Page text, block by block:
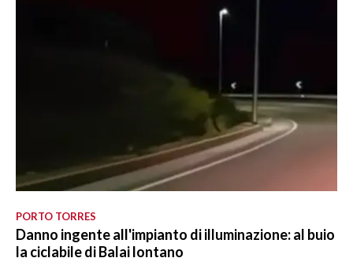
PORTO TORRES
Danno ingente all'impianto di illuminazione: al buio
la ciclabile di Balai lontano